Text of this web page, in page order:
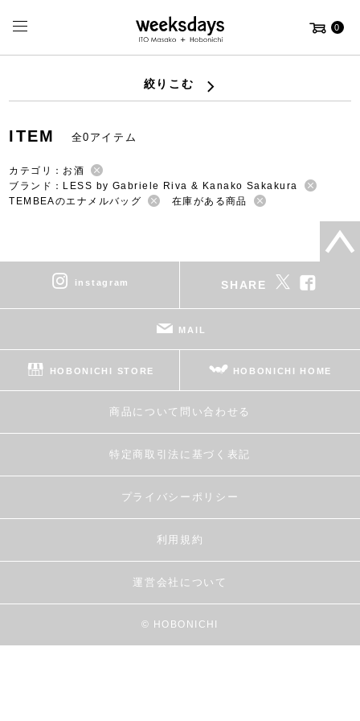
0
絞りこむ
ITEM 全0アイテム
カテゴリ：お酒
ブランド：LESS by Gabriele Riva & Kanako Sakakura
TEMBEAのエナメルバッグ
在庫がある商品
instagram SHARE
MAIL
HOBONICHI STORE HOBONICHI HOME
商品について問い合わせる
特定商取引法に基づく表記
プライバシーポリシー
利用規約
運営会社について
© HOBONICHI